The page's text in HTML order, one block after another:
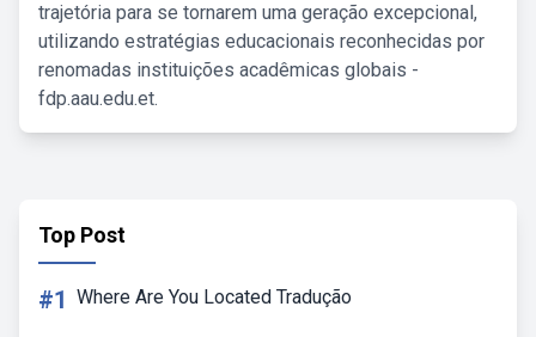
trajetória para se tornarem uma geração excepcional,
utilizando estratégias educacionais reconhecidas por
renomadas instituições acadêmicas globais -
fdp.aau.edu.et.
Top Post
#1 Where Are You Located Tradução